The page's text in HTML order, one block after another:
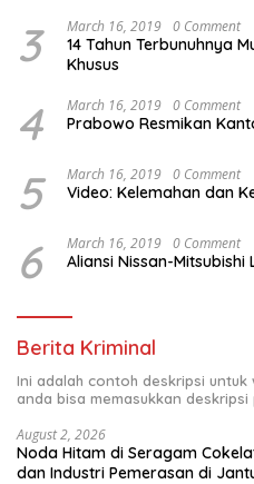
3 March 16, 2019 0 Comment
14 Tahun Terbunuhnya
Khusus
4 March 16, 2019 0 Comment
Prabowo Resmikan
5 March 16, 2019 0 Comment
Video: Kelemahan dan
6 March 16, 2019 0 Comment
Aliansi Nissan-Mitsubishi
Berita Kriminal
Ini adalah contoh deskripsi
anda bisa memasukkan deskripsi
August 2, 2026
Noda Hitam di Seragam
dan Industri Pemerasan di